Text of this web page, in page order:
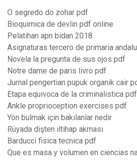
O segredo do zohar pdf
Bioquimica de devlin pdf online
Pelatihan apn bidan 2018
Asignaturas tercero de primaria
Novela la pregunta de sus ojos pdf
Notre dame de paris livro pdf
Jurnal pengertian pupuk organik cair
Etapa equivoca de la criminalistica pdf
Ankle proprioception exercises pdf
Yön bulmak için bakılanlar nedir
Rüyada dişten iltihap akması
Barducci fisica tecnica pdf
Que es masa y volumen en ciencias